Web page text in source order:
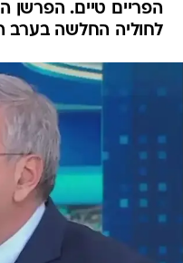
הפריים טיים. הפרשן
לחוליה החלשה בערב